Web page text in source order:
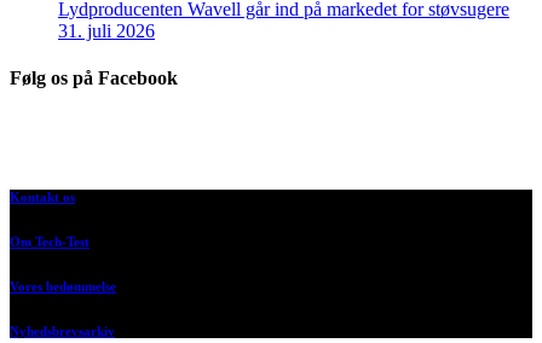
Lydproducenten Wavell går ind på markedet for støvsugere
31. juli 2026
Følg os på Facebook
Kontakt os
Om Tech-Test
Vores bedømmelse
Nyhedsbrevsarkiv